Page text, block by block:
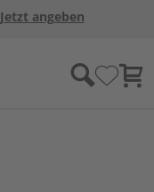
Jetzt angeben